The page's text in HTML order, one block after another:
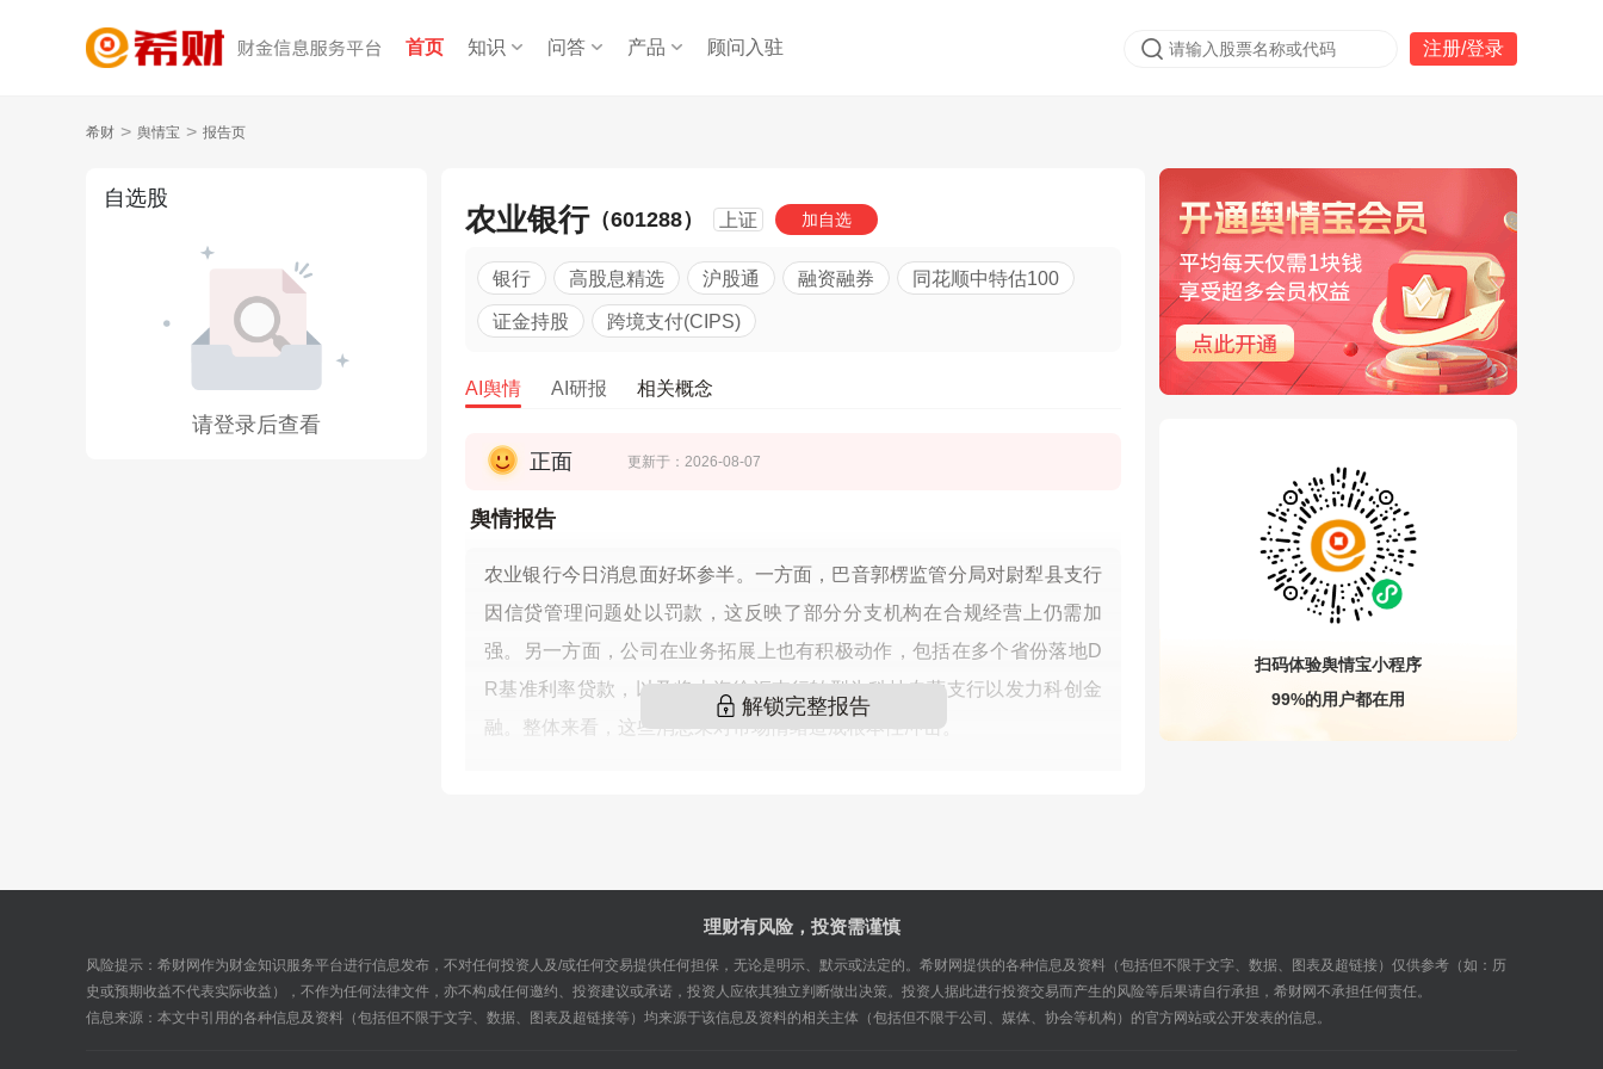
首页 知识 问答 产品 顾问入驻 注册/登录
希财 > 舆情宝 > 报告页
自选股
请登录后查看
农业银行（601288） 上证 加自选
银行 高股息精选 沪股通 融资融券 同花顺中特估100
证金持股 跨境支付(CIPS)
AI舆情 AI研报 相关概念
正面 更新于：2026-08-07
舆情报告
农业银行今日消息面好坏参半。一方面，巴音郭楞监管分局对尉犁县支行
因信贷管理问题处以罚款，这反映了部分分支机构在合规经营上仍需加
强。另一方面，公司在业务拓展上也有积极动作，包括在多个省份落地D
R基准利率贷款，以及将上海徐汇支行转型为科技专营支行以发力科创金
融。整体来看，这些消息未对市场情绪造成根本性冲击。
解锁完整报告
扫码体验舆情宝小程序
99%的用户都在用
理财有风险，投资需谨慎
风险提示：希财网作为财金知识服务平台进行信息发布，不对任何投资人及/或任何交易提供任何担保，无论是明示、默示或法定的。希财网提供的各种信息及资料（包括但不限于文字、数据、图表及超链接）仅供参考（如：历
史或预期收益不代表实际收益），不作为任何法律文件，亦不构成任何邀约、投资建议或承诺，投资人应依其独立判断做出决策。投资人据此进行投资交易而产生的风险等后果请自行承担，希财网不承担任何责任。
信息来源：本文中引用的各种信息及资料（包括但不限于文字、数据、图表及超链接等）均来源于该信息及资料的相关主体（包括但不限于公司、媒体、协会等机构）的官方网站或公开发表的信息。